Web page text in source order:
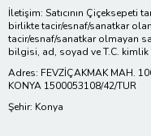
İletişim: Satıcının
birlikte tacir/esnaf/sanatkar
tacir/esnaf/sanatkar olmayan
bilgisi, ad, soyad ve T.C. kimlik
Adres: FEVZİÇAKMAK MAH.
KONYA 1500053108/42/TUR
Şehir: Konya